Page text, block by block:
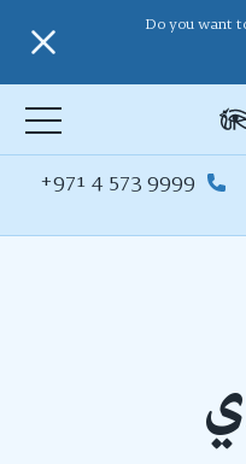
Do you want
+971 4 573 9999